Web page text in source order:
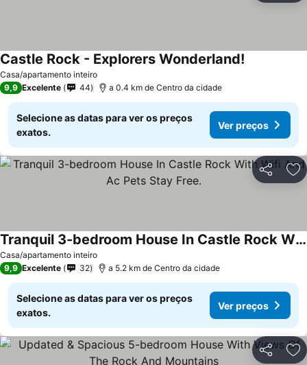
Casa/apartamento inteiro
Castle Rock - Explorers Wonderland!
9,9 Excelente 44 a 0.4 km de Centro da cidade
Selecione as datas para ver os preços
exatos.
Ver preços
Partilhar
Casa/apartamento inteiro
Tranquil 3-bedroom House In Castle Rock With Wifi And Ac Pets Stay Free.
Ver preços
9,9 Excelente 32 a 5.2 km de Centro da cidade
Selecione as datas para ver os preços
exatos.
Ver preços
Partilhar